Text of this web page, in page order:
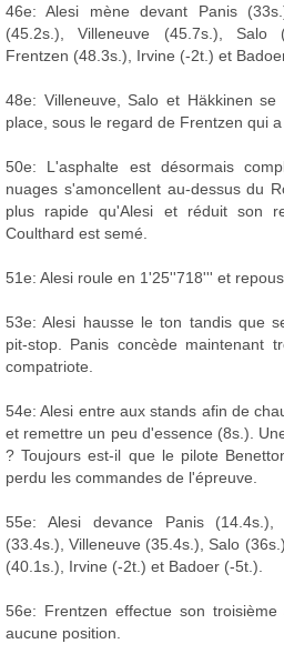
46e: Alesi mène devant Panis
(45.2s.), Villeneuve (45.7s.), Salo
Frentzen (48.3s.), Irvine (-2t.) et
48e: Villeneuve, Salo et Häkkinen
place, sous le regard de Frentzen qui
50e: L'asphalte est désormais
nuages s'amoncellent au-dessus du
plus rapide qu'Alesi et réduit son
Coulthard est semé.
51e: Alesi roule en 1'25''718''' et
53e: Alesi hausse le ton tandis que
pit-stop. Panis concède maintenant
compatriote.
54e: Alesi entre aux stands afin de
et remettre un peu d'essence (8s.).
? Toujours est-il que le pilote
perdu les commandes de l'épreuve.
55e: Alesi devance Panis (14.4s.),
(33.4s.), Villeneuve (35.4s.), Salo
(40.1s.), Irvine (-2t.) et Badoer (-5t.).
56e: Frentzen effectue son
aucune position.